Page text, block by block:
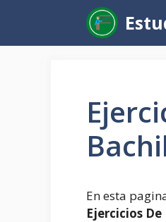
contenido
En esta
Ejercicios